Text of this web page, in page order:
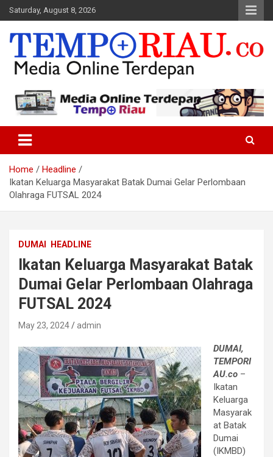
Skip
to
content
Saturday, August 8, 2026
Tempo Riau
Home
Headline
Ikatan Keluarga Masyarakat Batak Dumai Gelar Perlombaan
Olahraga FUTSAL 2024
DUMAI HEADLINE
Ikatan Keluarga Masyarakat Batak
Dumai Gelar Perlombaan Olahraga
FUTSAL 2024
May 23, 2024 admin
DUMAI,
TEMPORI
AU.co –
Ikatan
Keluarga
Masyarak
at Batak
Dumai
(IKMBD)